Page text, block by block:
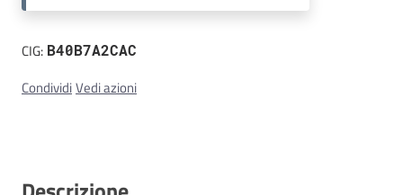
CIG: B40B7A2CAC
CondividiVedi azioni